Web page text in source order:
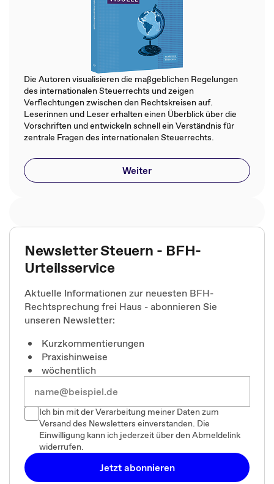
Die Autoren visualisieren die maßgeblichen Regelungen
des internationalen Steuerrechts und zeigen
Verflechtungen zwischen den Rechtskreisen auf.
Leserinnen und Leser erhalten einen Überblick über die
Vorschriften und entwickeln schnell ein Verständnis für
zentrale Fragen des internationalen Steuerrechts.
Weiter
Newsletter Steuern - BFH-
Urteilsservice
Aktuelle Informationen zur neuesten BFH-
Rechtsprechung frei Haus - abonnieren Sie
unseren Newsletter:
Kurzkommentierungen
Praxishinweise
wöchentlich
Ich bin mit der Verarbeitung meiner Daten zum
Versand des Newsletters einverstanden. Die
Einwilligung kann ich jederzeit über den Abmeldelink
widerrufen.
Jetzt abonnieren